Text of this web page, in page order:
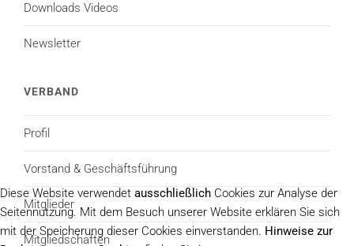
Downloads Videos
Newsletter
VERBAND
Profil
Vorstand & Geschäftsführung
Mitglieder
Mitgliedschaften
Diese Website verwendet ausschließlich Cookies zur Analyse der
Seitennutzung. Mit dem Besuch unserer Website erklären Sie sich
mit der Speicherung dieser Cookies einverstanden. Hinweise zur